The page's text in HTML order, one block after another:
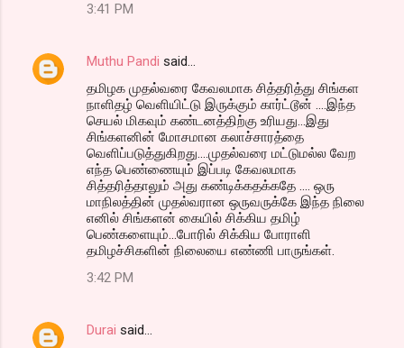
3:41 PM
Muthu Pandi said…
தமிழக முதல்வரை கேவலமாக சித்தரித்து சிங்கள
நாளிதழ் வெளியிட்டு இருக்கும் கார்ட்டூன் ....இந்த
செயல் மிகவும் கண்டனத்திற்கு உரியது...இது
சிங்களனின் மோசமான கலாச்சாரத்தை
வெளிப்படுத்துகிறது....முதல்வரை மட்டுமல்ல வேற
எந்த பெண்ணையும் இப்படி கேவலமாக
சித்தரித்தாலும் அது கண்டிக்கதக்கதே .... ஒரு
மாநிலத்தின் முதல்வரான ஒருவருக்கே இந்த நிலை
எனில் சிங்களன் கையில் சிக்கிய தமிழ்
பெண்களையும்...போரில் சிக்கிய போராளி
தமிழச்சிகளின் நிலையை எண்ணி பாருங்கள்.
3:42 PM
Durai said…